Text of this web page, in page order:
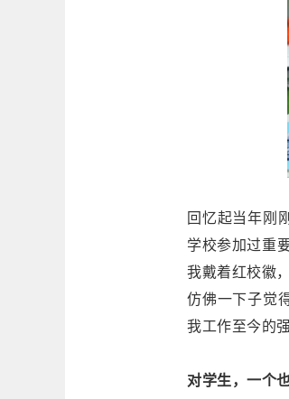
回忆起当年刚
学校参加过重
我戴着红校徽
仿佛一下子觉
我工作至今的
对学生，一个